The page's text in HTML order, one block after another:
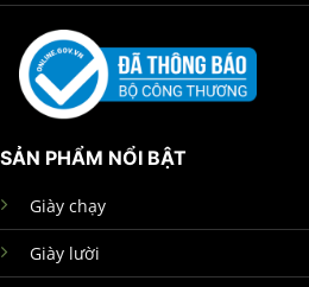
SẢN PHẨM NỔI BẬT
Giày chạy
Giày lười